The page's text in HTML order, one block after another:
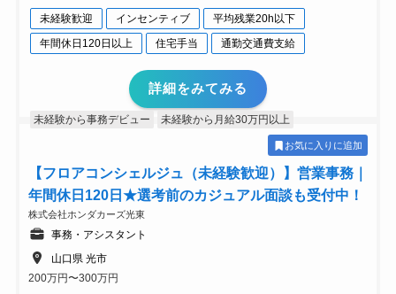
未経験歓迎 インセンティブ
平均残業20h以下
年間休日120日以上
住宅手当 通勤交通費支給
詳細をみてみる
未経験から事務デビュー 未経験から月給30万円以上
お気に入りに追加
【フロアコンシェルジュ（未経験歓迎）】営業事務｜
年間休日120日★選考前のカジュアル面談も受付中！
株式会社ホンダカーズ光東
事務・アシスタント
山口県 光市
200万円〜300万円